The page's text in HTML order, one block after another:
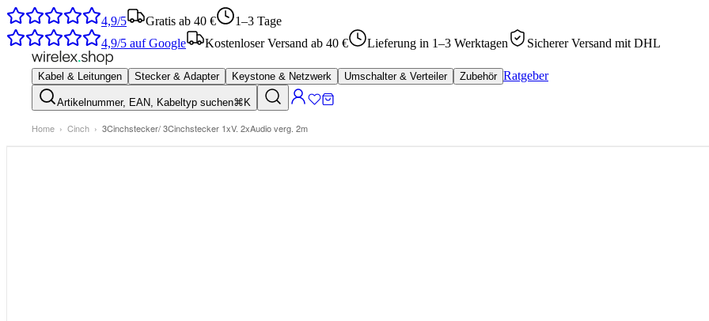
4,9/5 Gratis ab 40 €
1–3 Tage
4,9/5 auf Google Kostenloser Versand ab 40 € Lieferung in 1–3 Werktagen Sicherer Versand mit DHL
Kabel & Leitungen Stecker & Adapter Keystone & Netzwerk Umschalter & Verteiler Zubehör Ratgeber
Artikelnummer, EAN, Kabeltyp suchen⌘K
Home › Cinch › 3Cinchstecker/ 3Cinchstecker 1xV. 2xAudio verg. 2m